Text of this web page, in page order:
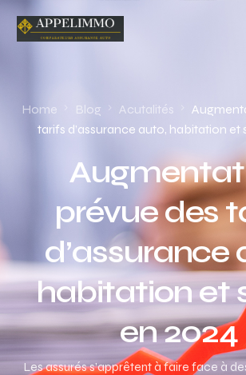
Home Blog Acutalités
tarifs d’assurance auto, habitation et
prévue des
d’assurance
habitation et
en 2024
Les assurés s’apprêtent à faire face à